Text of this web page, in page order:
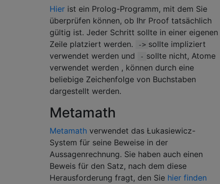
Hier ist ein Prolog-Programm, mit dem Sie
überprüfen können, ob Ihr Proof tatsächlich
gültig ist. Jeder Schritt sollte in einer eigenen
Zeile platziert werden.
-> sollte impliziert
verwendet werden und
- sollte nicht, Atome
verwendet werden , können durch eine
beliebige Zeichenfolge von Buchstaben
dargestellt werden.
Metamath
Metamath verwendet das Łukasiewicz-
System für seine Beweise in der
Aussagenrechnung. Sie haben auch einen
Beweis für den Satz, nach dem diese
Herausforderung fragt, den Sie hier finden